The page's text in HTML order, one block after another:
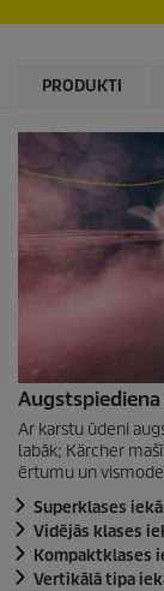
PRODUKTI
Ar karstu ūdeni
labāk; Kärcher
ērtumu un
Superklases
Vidējās klases
Kompaktklases
Vertikālā tipa